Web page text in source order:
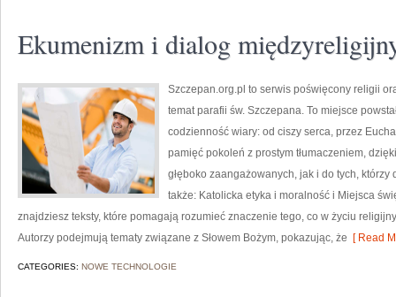
Ekumenizm i dialog
Szczepan.org.pl to serwis poświęcony religii
temat parafii św. Szczepana. To miejsce
codzienność wiary: od ciszy serca, przez
pamięć pokoleń z prostym tłumaczeniem,
głęboko zaangażowanych, jak i do tych,
także: Katolicka etyka i moralność i Miejsca
znajdziesz teksty, które pomagają rozumieć znaczenie tego, co w życiu
Autorzy podejmują tematy związane z Słowem Bożym, pokazując, że [ Read
CATEGORIES: NOWE TECHNOLOGIE